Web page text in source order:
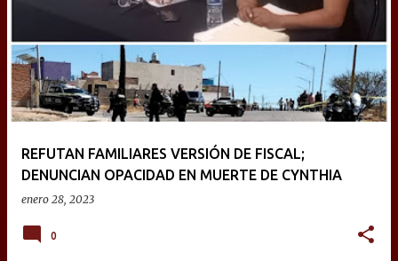
REFUTAN FAMILIARES VERSIÓN DE FISCAL;
DENUNCIAN OPACIDAD EN MUERTE DE CYNTHIA
enero 28, 2023
0